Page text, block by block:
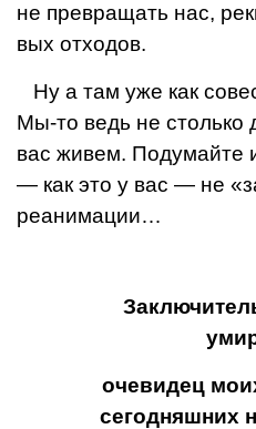
не превращать нас,
вых отходов.
Ну а там уже как
Мы-то ведь не столько
вас живем. Под­умайте
— как это у вас — не
реанимации…
очевидец
сегодняшних